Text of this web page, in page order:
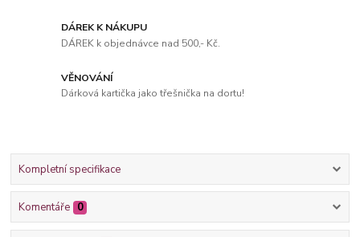
DÁREK K NÁKUPU
DÁREK k objednávce nad 500,- Kč.
VĚNOVÁNÍ
Dárková kartička jako třešnička na dortu!
Kompletní specifikace
Komentáře 0